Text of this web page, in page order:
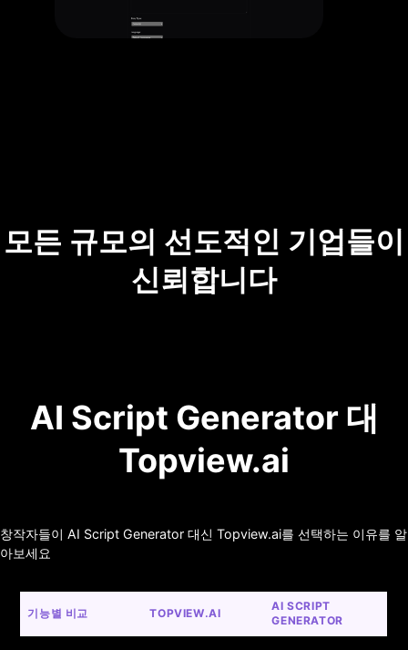
모든 규모의 선도적인 기업들이
신뢰합니다
AI Script Generator 대
Topview.ai
창작자들이 AI Script Generator 대신 Topview.ai를 선택하는 이유를 알
아보세요
기능별 비교 TOPVIEW.AI
AI SCRIPT
GENERATOR